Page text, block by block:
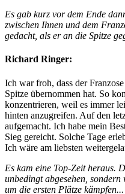
Es gab kurz vor dem Ende
zwischen Ihnen und dem
gedacht, als er an die Spitze
Richard Ringer:
Ich war froh, dass der
Spitze übernommen hat. So
konzentrieren, weil es immer
hinten anzugreifen. Auf den
aufgemacht. Ich habe mein
Sieg gereicht. Solche Tage
Ich wäre am liebsten
Es kam eine Top-Zeit heraus.
unbedingt abgesehen,
um die ersten Plätze kämpfen...